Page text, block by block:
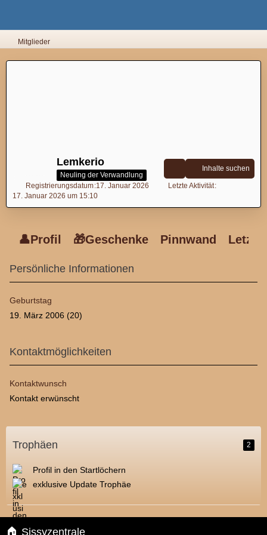
Mitglieder
Lemkerio
Neuling der Verwandlung
Inhalte suchen
Registrierungsdatum 17. Januar 2026
Letzte Aktivität
17. Januar 2026 um 15:10
👤Profil 🎁Geschenke Pinnwand Letzte
Persönliche Informationen
Geburtstag
19. März 2006 (20)
Kontaktmöglichkeiten
Kontaktwunsch
Kontakt erwünscht
Trophäen 2
Profil in den Startlöchern
exklusive Update Trophäe
🏠 Sissyzentrale